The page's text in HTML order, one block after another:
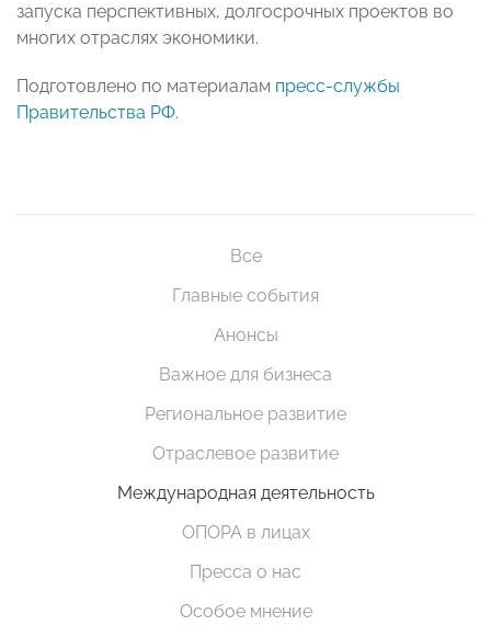
запуска перспективных, долгосрочных проектов во
многих отраслях экономики.
Подготовлено по материалам пресс-службы
Правительства РФ.
Все
Главные события
Анонсы
Важное для бизнеса
Региональное развитие
Отраслевое развитие
Международная деятельность
ОПОРА в лицах
Пресса о нас
Особое мнение